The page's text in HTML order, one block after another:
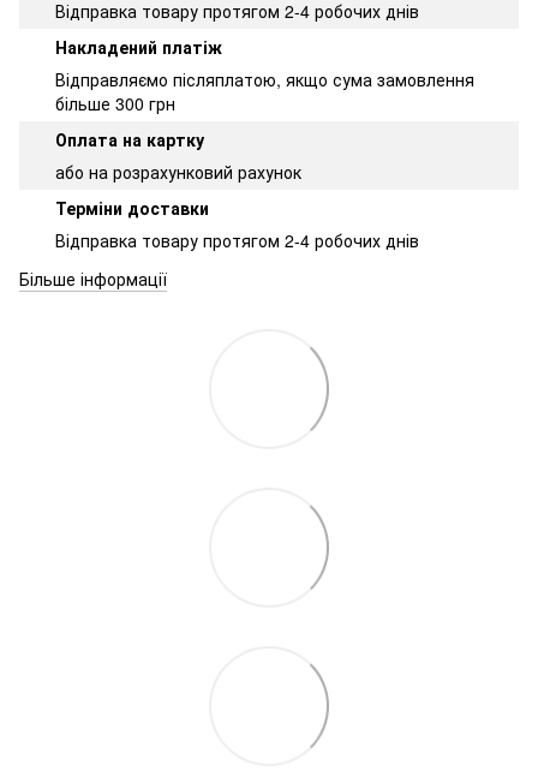
Відправка товару протягом 2-4 робочих днів
Накладений платіж
Відправляємо післяплатою, якщо сума замовлення
більше 300 грн
Оплата на картку
або на розрахунковий рахунок
Терміни доставки
Відправка товару протягом 2-4 робочих днів
Більше інформації